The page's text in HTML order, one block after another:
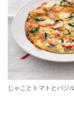
じゃことトマトとバジ